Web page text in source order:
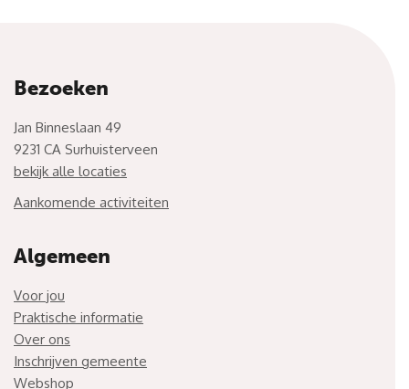
Bezoeken
Jan Binneslaan 49
9231 CA Surhuisterveen
bekijk alle locaties
Aankomende activiteiten
Algemeen
Voor jou
Praktische informatie
Over ons
Inschrijven gemeente
Webshop